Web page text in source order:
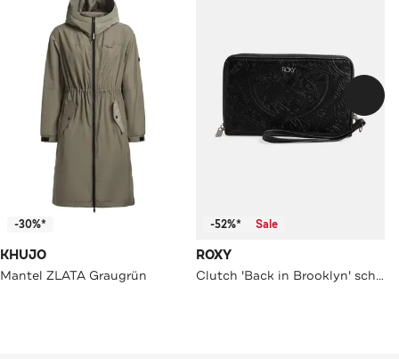
-30%*
KHUJO
Mantel ZLATA Graugrün
-52%* Sale
ROXY
Clutch 'Back in Brooklyn' schwarz